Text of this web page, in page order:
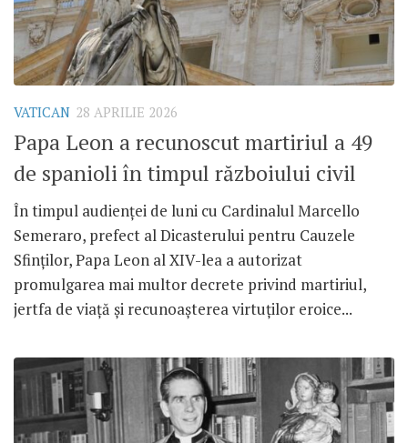
VATICAN 28 APRILIE 2026
Papa Leon a recunoscut martiriul a 49
de spanioli în timpul războiului civil
În timpul audienței de luni cu Cardinalul Marcello
Semeraro, prefect al Dicasterului pentru Cauzele
Sfinților, Papa Leon al XIV-lea a autorizat
promulgarea mai multor decrete privind martiriul,
jertfa de viață și recunoașterea virtuților eroice...